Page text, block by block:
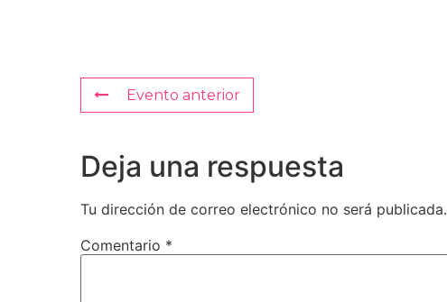
Evento anterior
Deja una respuesta
Tu dirección de correo electrónico no será publicada.
Comentario *